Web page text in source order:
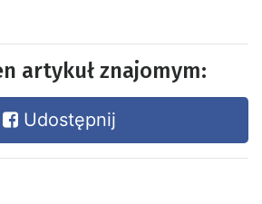
artykuł znajomym:
Udostępnij